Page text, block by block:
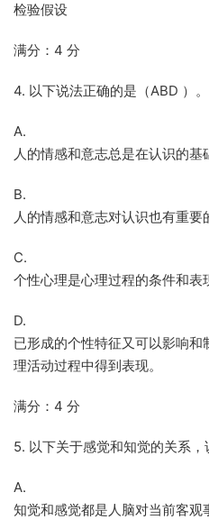
检验假设
满分：4 分
4. 以下说法正确的是（ABD ）。
A.
人的情感和意志总是在认识的基
B.
人的情感和意志对认识也有重要
C.
个性心理是心理过程的条件和表
D.
已形成的个性特征又可以影响
理活动过程中得到表现。
满分：4 分
5. 以下关于感觉和知觉的关系，
A.
知觉和感觉都是人脑对当前客观